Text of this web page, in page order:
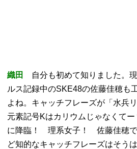
織田
自分も初めて知りました。
ルス記録中のSKE48の佐藤佳穂も
よね。キャッチフレーズが「水兵
元素記号Kはカリウムじゃなくて
に降臨！ 理系女子！ 佐藤佳穂で
ど知的なキャッチフレーズはそう